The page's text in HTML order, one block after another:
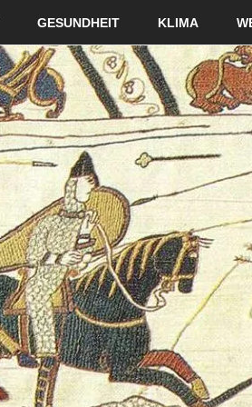
GESUNDHEIT KLIMA